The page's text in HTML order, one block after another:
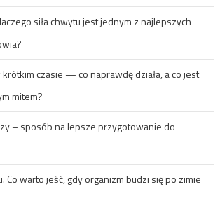
siła chwytu jest jednym z najlepszych
czasie — co naprawdę działa, a co jest
mitem?
– sposób na lepsze przygotowanie do
Co warto jeść, gdy organizm budzi się po zimie